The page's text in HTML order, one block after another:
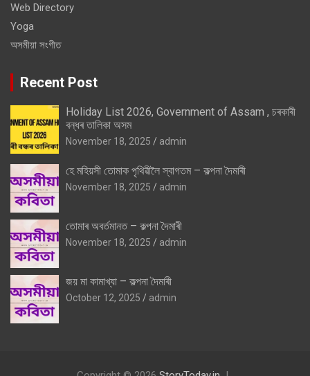
Web Directory
Yoga
অসমীয়া সংগীত
Recent Post
Holiday List 2026, Government of Assam , চৰকাৰী
বন্ধৰ তালিকা অসম
November 18, 2025 admin
হে মহিয়সী তোমাক পৃথিৱীলৈ স্বাগতম – কল্পনা দৈমাৰী
November 18, 2025 admin
তোমাৰ অবৰ্তমানত – কল্পনা দৈমাৰী
November 18, 2025 admin
জয় মা কামাখ্যা – কল্পনা দৈমাৰী
October 12, 2025 admin